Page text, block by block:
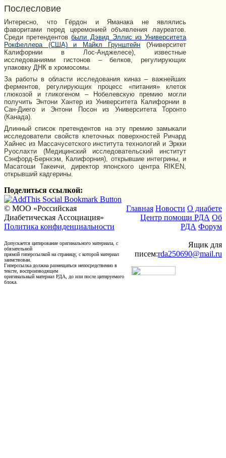
Послесловие
Интересно, что Гёрдон и Яманака не являлись
фаворитами перед церемонией объявления лауреатов.
Среди претендентовбыли Дэвид Эллис из Университета
Рокфеллера (США) и Майкл Грунштейн (Университет
Калифорнии в Лос-Анджелесе), известные
исследованиями гистонов – белков, регулирующих
упаковку ДНК в хромосомы.
За работы в области исследования киназ – важнейших
ферментов, регулирующих процесс «питания» клеток
глюкозой и гликогеном – Нобелевскую премию могли
получить Энтони Хантер из Университета Калифорнии в
Сан-Диего и Энтони Посон из Университета Торонто
(Канада).
Длинный список претендентов на эту премию замыкали
исследователи свойств клеточных поверхностей Ричард
Хайнес из Массачусетского института технологий и Эркки
Руослахти (Медицинский исследовательский институт
Сэнфорд-Бернхэм, Калифорния), открывшие интегрины, и
Масатоши Такеичи, директор японского центра RIKEN,
открывший кадгерины.
Поделиться ссылкой:
© МОО «Российская
Диабетическая Ассоциация»
Политика конфиденциальности
Допускается цитирование оригинального материала, с
обязательной
прямой гиперссылкой на страницу, с которой материал
заимствован.
Гиперссылка должна размещаться непосредственно в
тексте, воспроизводящем
оригинальный материал РДА, до или после цитируемого
блока.
Главная Новости О диабете
Центр помощи РДА Об
РДА Форум
Ящик для
писем:rda250690@mail.ru